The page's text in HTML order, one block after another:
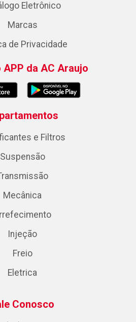
Eletrônico
Marcas
de Privacidade
APP da AC Araujo
e Filtros
Suspensão
Mecânica
Injeção
Freio
Eletrica
Conosco